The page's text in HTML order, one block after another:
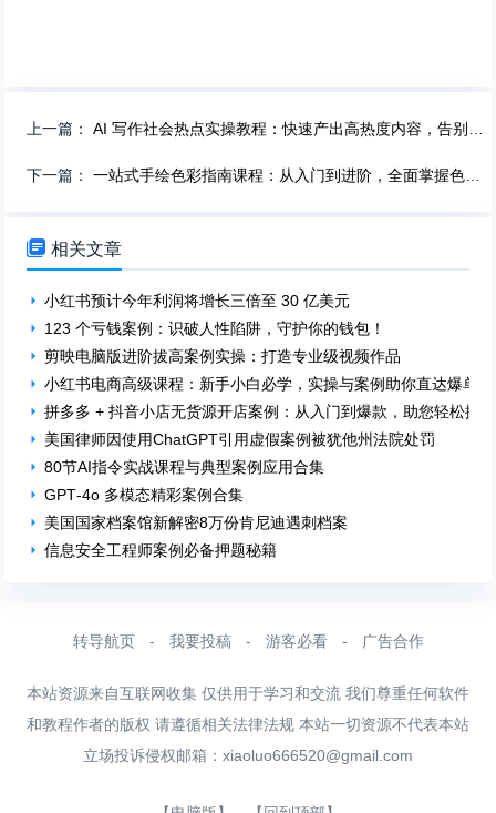
上一篇：AI 写作社会热点实操教程：快速产出高热度内容，告别写作瓶颈！
下一篇：一站式手绘色彩指南课程：从入门到进阶，全面掌握色彩运用！
 相关文章
小红书预计今年利润将增长三倍至 30 亿美元
123 个亏钱案例：识破人性陷阱，守护你的钱包！
剪映电脑版进阶拔高案例实操：打造专业级视频作品
小红书电商高级课程：新手小白必学，实操与案例助你直达爆单！
拼多多 + 抖音小店无货源开店案例：从入门到爆款，助您轻松掘金
美国律师因使用ChatGPT引用虚假案例被犹他州法院处罚
80节AI指令实战课程与典型案例应用合集
GPT‑4o 多模态精彩案例合集
美国国家档案馆新解密8万份肯尼迪遇刺档案
信息安全工程师案例必备押题秘籍
转导航页 - 我要投稿 - 游客必看 - 广告合作
本站资源来自互联网收集 仅供用于学习和交流 我们尊重任何软件
和教程作者的版权 请遵循相关法律法规 本站一切资源不代表本站
立场投诉侵权邮箱： xiaoluo666520@gmail.com